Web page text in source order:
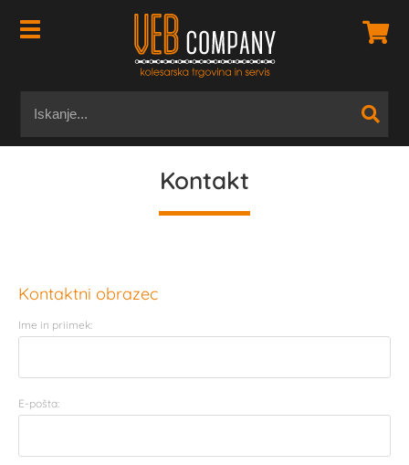
Kontakt
Kontaktni obrazec
Ime in priimek:
E-pošta: